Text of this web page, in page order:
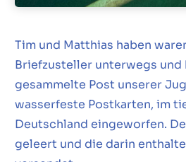
Tim und Matthias haben
Briefzusteller unterwegs und
gesammelte Post unserer
wasserfeste Postkarten, im
Deutschland eingeworfen.
geleert und die darin